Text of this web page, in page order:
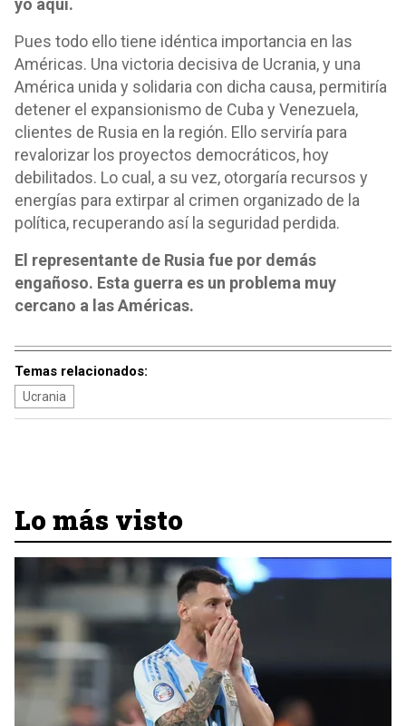
yo aquí.
Pues todo ello tiene idéntica importancia en las
Américas. Una victoria decisiva de Ucrania, y una
América unida y solidaria con dicha causa, permitiría
detener el expansionismo de Cuba y Venezuela,
clientes de Rusia en la región. Ello serviría para
revalorizar los proyectos democráticos, hoy
debilitados. Lo cual, a su vez, otorgaría recursos y
energías para extirpar al crimen organizado de la
política, recuperando así la seguridad perdida.
El representante de Rusia fue por demás
engañoso. Esta guerra es un problema muy
cercano a las Américas.
Temas relacionados:
Ucrania
Lo más visto